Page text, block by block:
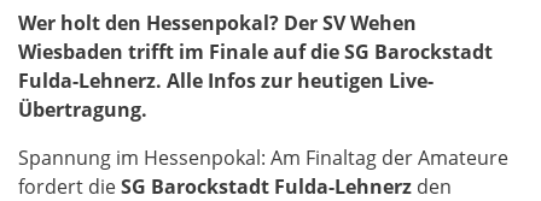
Wer holt den Hessenpokal? Der SV Wehen
Wiesbaden trifft im Finale auf die SG Barockstadt
Fulda-Lehnerz. Alle Infos zur heutigen Live-
Übertragung.
Spannung im Hessenpokal: Am Finaltag der Amateure
fordert dieSG Barockstadt Fulda-Lehnerz den